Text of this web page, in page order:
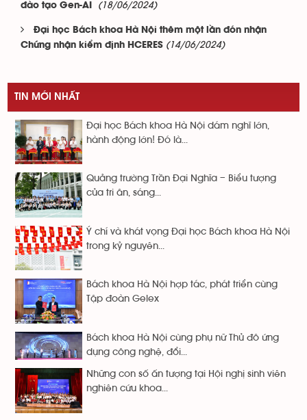
đào tạo Gen-AI
(18/06/2024)
Đại học Bách khoa Hà Nội thêm một lần đón nhận
Chứng nhận kiểm định HCERES (14/06/2024)
TIN MỚI NHẤT
Đại học Bách khoa Hà Nội dám nghĩ lớn,
hành động lớn! Đó là...
Quảng trường Trần Đại Nghĩa – Biểu tượng
của tri ân, sáng...
Ý chí và khát vọng Đại học Bách khoa Hà Nội
trong kỷ nguyên...
Bách khoa Hà Nội hợp tác, phát triển cùng
Tập đoàn Gelex
Bách khoa Hà Nội cùng phụ nữ Thủ đô ứng
dụng công nghệ, đổi...
Những con số ấn tượng tại Hội nghị sinh viên
nghiên cứu khoa...